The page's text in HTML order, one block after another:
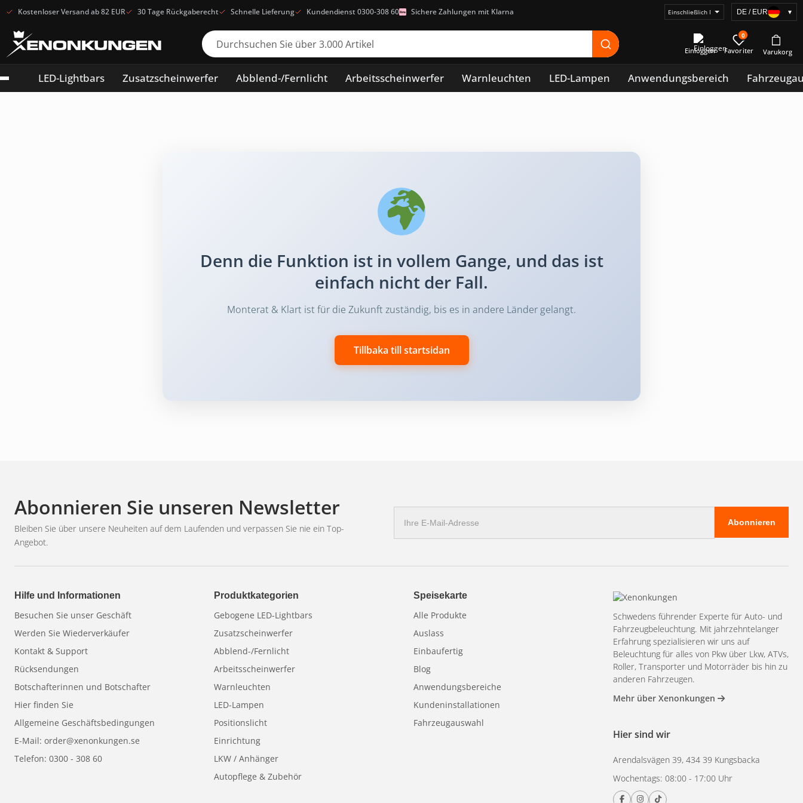
Kostenloser Versand ab 82 EUR 30 Tage Rückgaberecht Schnelle Lieferung Kundendienst 0300-308 60 Sichere Zahlungen mit Klarna
Preisanzeige
auswählen
DE / EUR ▾
Einloggen
0
LED-Lightbars Zusatzscheinwerfer Abblend-/Fernlicht Arbeitsscheinwerfer Warnleuchten LED-Lampen Anwendungsbereich
Denn die Funktion ist in vollem Gange, und das ist
einfach nicht der Fall.
Monterat & Klart ist für die Zukunft zuständig, bis es in andere Länder gelangt.
Tillbaka till startsidan
Abonnieren Sie unseren Newsletter
Bleiben Sie über unsere Neuheiten auf dem Laufenden und verpassen Sie nie ein Top-
Angebot.
Mail
Adresse
Abonnieren
Hilfe und Informationen
Besuchen Sie unser Geschäft
Werden Sie Wiederverkäufer
Kontakt & Support
Rücksendungen
Botschafterinnen und Botschafter
Hier finden Sie
Allgemeine Geschäftsbedingungen
E-Mail: order@xenonkungen.se
Telefon: 0300 - 308 60
Produktkategorien
Gebogene LED-Lightbars
Zusatzscheinwerfer
Abblend-/Fernlicht
Arbeitsscheinwerfer
Warnleuchten
LED-Lampen
Positionslicht
Einrichtung
LKW / Anhänger
Autopflege & Zubehör
Speisekarte
Alle Produkte
Auslass
Einbaufertig
Blog
Anwendungsbereiche
Kundeninstallationen
Fahrzeugauswahl
Schwedens führender Experte für Auto- und
Fahrzeugbeleuchtung. Mit jahrzehntelanger
Erfahrung spezialisieren wir uns auf
Beleuchtung für alles von Pkw über Lkw, ATVs,
Roller, Transporter und Motorräder bis hin zu
anderen Fahrzeugen.
Mehr über Xenonkungen
Hier sind wir
Arendalsvägen 39, 434 39 Kungsbacka
Wochentags: 08:00 - 17:00 Uhr